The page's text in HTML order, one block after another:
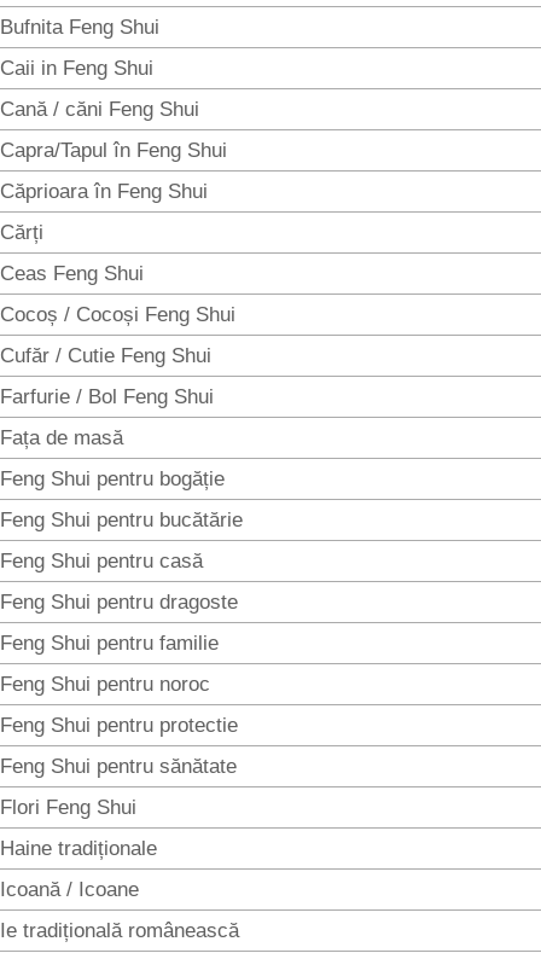
Bufnita Feng Shui
Caii in Feng Shui
Cană / căni Feng Shui
Capra/Tapul în Feng Shui
Căprioara în Feng Shui
Cărți
Ceas Feng Shui
Cocoș / Cocoși Feng Shui
Cufăr / Cutie Feng Shui
Farfurie / Bol Feng Shui
Fața de masă
Feng Shui pentru bogăție
Feng Shui pentru bucătărie
Feng Shui pentru casă
Feng Shui pentru dragoste
Feng Shui pentru familie
Feng Shui pentru noroc
Feng Shui pentru protectie
Feng Shui pentru sănătate
Flori Feng Shui
Haine tradiționale
Icoană / Icoane
Ie tradițională românească